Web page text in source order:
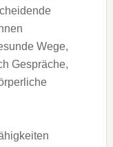
Wege,
Gespräche,